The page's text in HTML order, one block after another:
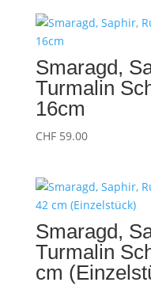
Smaragd,
Turmalin
16cm
CHF59.00
Smaragd,
Turmalin
cm